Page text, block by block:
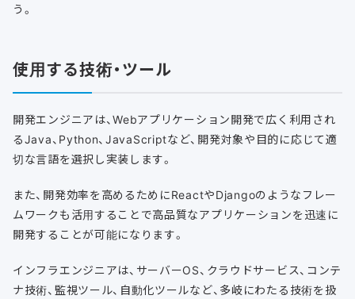
う。
使用する技術・ツール
開発エンジニアは、Webアプリケーション開発で広く利用され
るJava、Python、JavaScriptなど、開発対象や目的に応じて適
切な言語を選択し実装します。
また、開発効率を高めるためにReactやDjangoのようなフレー
ムワークも活用することで高品質なアプリケーションを迅速に
開発することが可能になります。
インフラエンジニアは、サーバーOS、クラウドサービス、コンテ
ナ技術、監視ツール、自動化ツールなど、多岐にわたる技術を扱